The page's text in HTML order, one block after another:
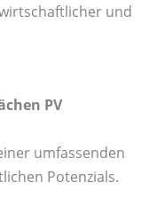
und
PV
umfassenden
Potenzials.